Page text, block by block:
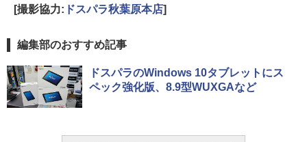
[撮影協力: ドスパラ秋葉原本店]
編集部のおすすめ記事
ドスパラのWindows 10タブレットにス
ペック強化版、8.9型WUXGAなど